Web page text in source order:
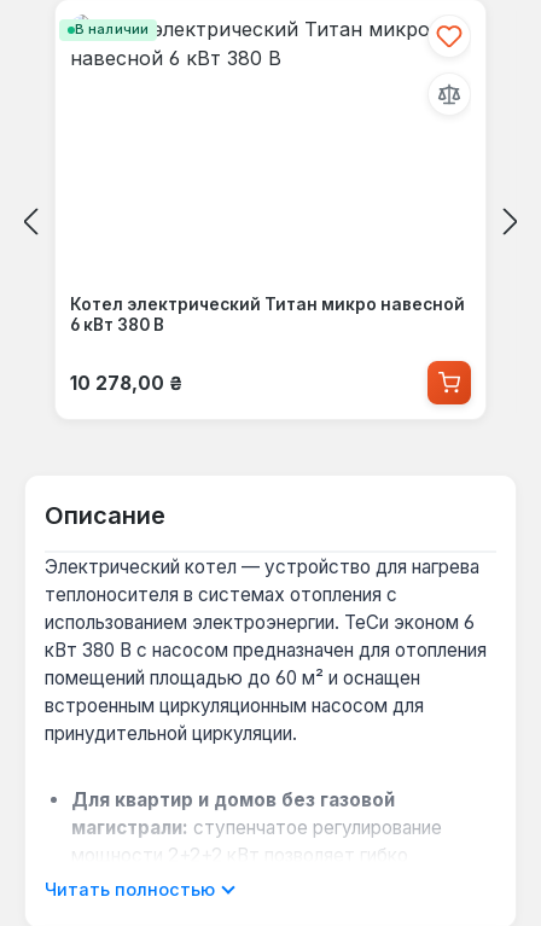
В наличии
Котел электрический Титан микро навесной
6 кВт 380 В
Обычная цена:
10 278,00 ₴
Описание
Электрический котел — устройство для нагрева
теплоносителя в системах отопления с
использованием электроэнергии. ТеСи эконом 6
кВт 380 В с насосом предназначен для отопления
помещений площадью до 60 м² и оснащен
встроенным циркуляционным насосом для
принудительной циркуляции.
Для квартир и домов без газовой
магистрали: ступенчатое регулирование
мощности 2+2+2 кВт позволяет гибко
настраивать потребление электроэнергии под
Читать полностью